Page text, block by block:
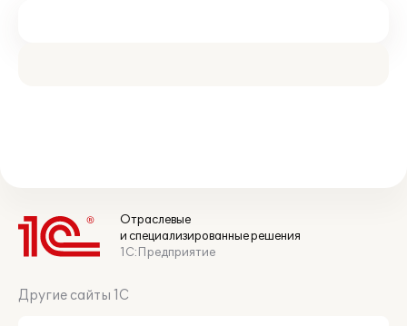
Отраслевые
и специализированные решения
1С:Предприятие
Другие сайты 1С